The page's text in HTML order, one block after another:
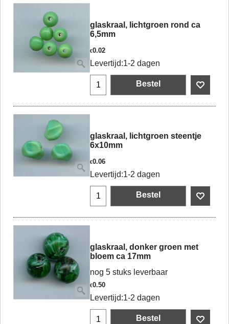
glaskraal, lichtgroen rond ca
6,5mm
€0.02
Levertijd:1-2 dagen
Bestel
glaskraal, lichtgroen steentje
6x10mm
€0.06
Levertijd:1-2 dagen
Bestel
glaskraal, donker groen met
bloem ca 17mm
nog 5 stuks leverbaar
€0.50
Levertijd:1-2 dagen
Bestel